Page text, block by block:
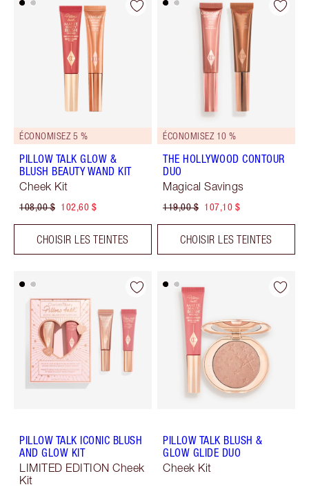
ÉCONOMISEZ 5 %
PILLOW TALK GLOW &
BLUSH BEAUTY WAND KIT
Cheek Kit
108,00 $ 102,60 $
CHOISIR LES TEINTES
ÉCONOMISEZ 10 %
THE HOLLYWOOD CONTOUR
DUO
Magical Savings
119,00 $ 107,10 $
CHOISIR LES TEINTES
PILLOW TALK ICONIC BLUSH
AND GLOW KIT
LIMITED EDITION Cheek
Kit
PILLOW TALK BLUSH &
GLOW GLIDE DUO
Cheek Kit